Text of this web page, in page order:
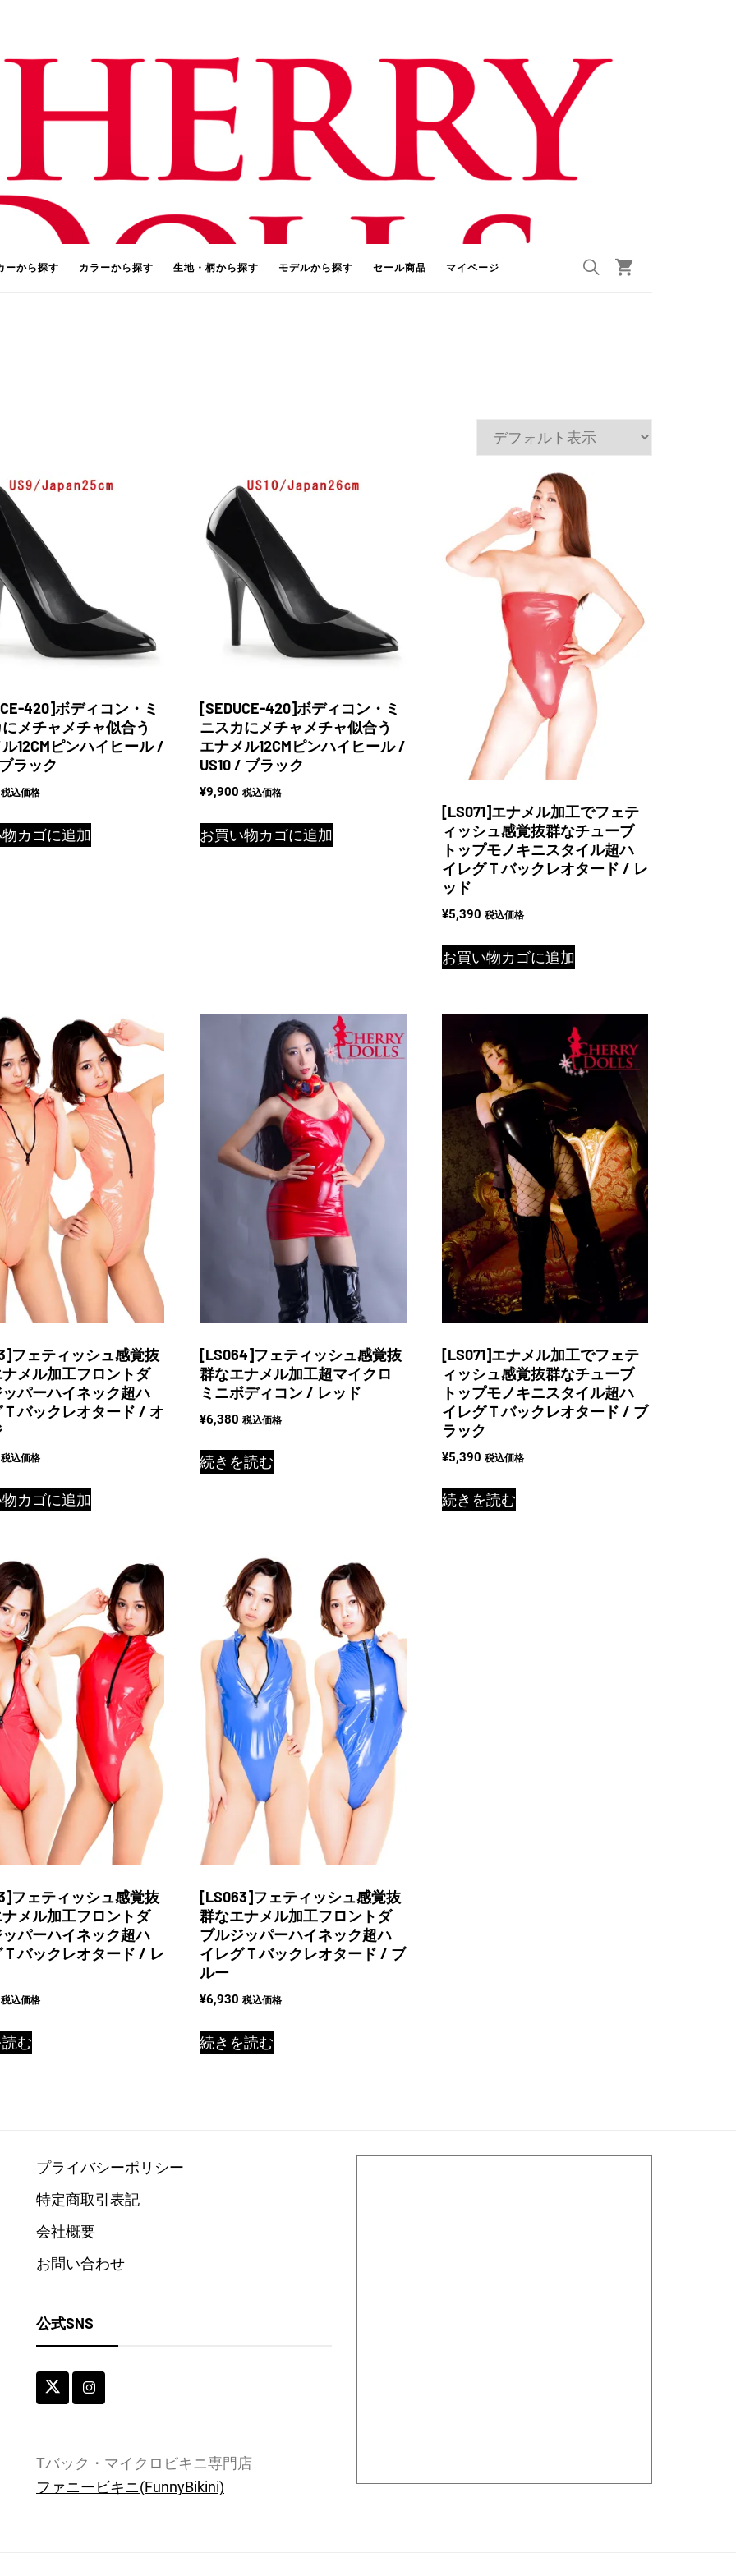
ーから探す カラーから探す 生地・柄から探す モデルから探す セール商品 マイページ
420]ボディコン・ミ
メチャメチャ似合う
12CMピンハイヒール /
ラック
税込価格
カゴに追加
[SEDUCE-420]ボディコン・ミ
ニスカにメチャメチャ似合う
エナメル12CMピンハイヒール /
US10 / ブラック
¥9,900 税込価格
お買い物カゴに追加
[LS071]エナメル加工でフェテ
ィッシュ感覚抜群なチューブ
トップモノキニスタイル超ハ
イレグＴバックレオタード / レ
ッド
¥5,390 税込価格
お買い物カゴに追加
フェティッシュ感覚抜
メル加工フロントダ
パーハイネック超ハ
バックレオタード / オ
税込価格
カゴに追加
[LS064]フェティッシュ感覚抜
群なエナメル加工超マイクロ
ミニボディコン / レッド
¥6,380 税込価格
続きを読む
[LS071]エナメル加工でフェテ
ィッシュ感覚抜群なチューブ
トップモノキニスタイル超ハ
イレグＴバックレオタード / ブ
ラック
¥5,390 税込価格
続きを読む
フェティッシュ感覚抜
メル加工フロントダ
パーハイネック超ハ
バックレオタード / レ
税込価格
む
[LS063]フェティッシュ感覚抜
群なエナメル加工フロントダ
ブルジッパーハイネック超ハ
イレグＴバックレオタード / ブ
ルー
¥6,930 税込価格
続きを読む
プライバシーポリシー
特定商取引表記
会社概要
お問い合わせ
公式SNS
Tバック・マイクロビキニ専門店
ファニービキニ(FunnyBikini)